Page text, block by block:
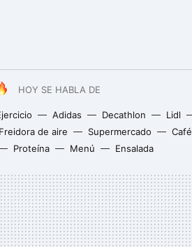
HOY SE HABLA DE
Adidas Decathlon
Lidl
Freidora de aire
Supermercado
Café
Proteína
Menú Ensalada